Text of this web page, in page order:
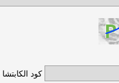
كود الكابتشا